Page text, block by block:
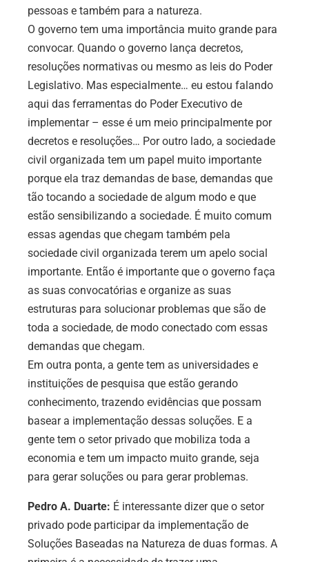
pessoas e também para a natureza.
O governo tem uma importância muito grande para
convocar. Quando o governo lança decretos,
resoluções normativas ou mesmo as leis do Poder
Legislativo. Mas especialmente… eu estou falando
aqui das ferramentas do Poder Executivo de
implementar – esse é um meio principalmente por
decretos e resoluções… Por outro lado, a sociedade
civil organizada tem um papel muito importante
porque ela traz demandas de base, demandas que
tão tocando a sociedade de algum modo e que
estão sensibilizando a sociedade. É muito comum
essas agendas que chegam também pela
sociedade civil organizada terem um apelo social
importante. Então é importante que o governo faça
as suas convocatórias e organize as suas
estruturas para solucionar problemas que são de
toda a sociedade, de modo conectado com essas
demandas que chegam.
Em outra ponta, a gente tem as universidades e
instituições de pesquisa que estão gerando
conhecimento, trazendo evidências que possam
basear a implementação dessas soluções. E a
gente tem o setor privado que mobiliza toda a
economia e tem um impacto muito grande, seja
para gerar soluções ou para gerar problemas.
Pedro A. Duarte: É interessante dizer que o setor
privado pode participar da implementação de
Soluções Baseadas na Natureza de duas formas. A